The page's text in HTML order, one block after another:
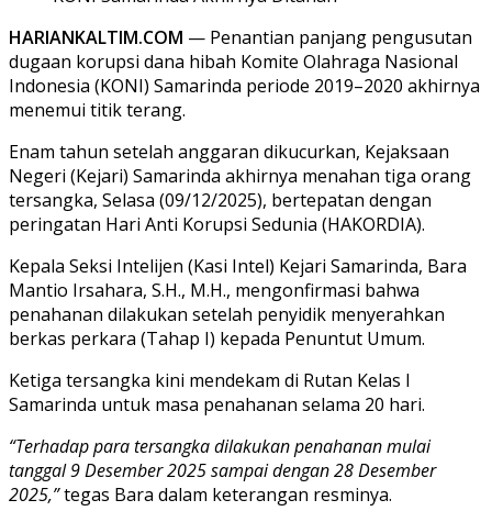
HARIANKALTIM.COM — Penantian panjang pengusutan
dugaan korupsi dana hibah Komite Olahraga Nasional
Indonesia (KONI) Samarinda periode 2019–2020 akhirnya
menemui titik terang.
Enam tahun setelah anggaran dikucurkan, Kejaksaan
Negeri (Kejari) Samarinda akhirnya menahan tiga orang
tersangka, Selasa (09/12/2025), bertepatan dengan
peringatan Hari Anti Korupsi Sedunia (HAKORDIA).
Kepala Seksi Intelijen (Kasi Intel) Kejari Samarinda, Bara
Mantio Irsahara, S.H., M.H., mengonfirmasi bahwa
penahanan dilakukan setelah penyidik menyerahkan
berkas perkara (Tahap I) kepada Penuntut Umum.
Ketiga tersangka kini mendekam di Rutan Kelas I
Samarinda untuk masa penahanan selama 20 hari.
“Terhadap para tersangka dilakukan penahanan mulai
tanggal 9 Desember 2025 sampai dengan 28 Desember
2025,”tegas Bara dalam keterangan resminya.